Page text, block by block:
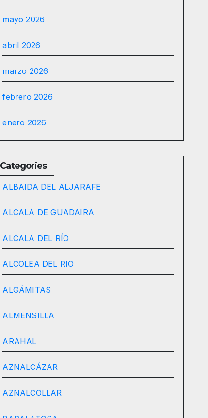
mayo 2026
abril 2026
marzo 2026
febrero 2026
enero 2026
Categories
ALBAIDA DEL ALJARAFE
ALCALÁ DE GUADAIRA
ALCALA DEL RÍO
ALCOLEA DEL RIO
ALGÁMITAS
ALMENSILLA
ARAHAL
AZNALCÁZAR
AZNALCOLLAR